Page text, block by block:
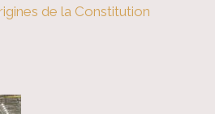
de la Constitution